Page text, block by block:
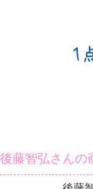
後藤智弘さんの